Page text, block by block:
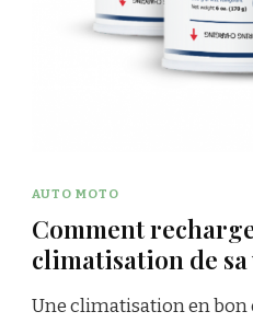
AUTO MOTO
Comment
climatisation de
Une climatisation en